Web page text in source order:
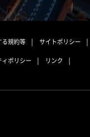
る規約等 サイトポリシー
ポリシー リンク